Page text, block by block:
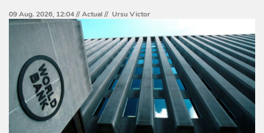
09 Aug. 2026, 12:04 //Actual// Ursu Victor